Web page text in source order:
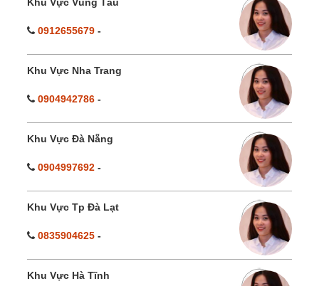
Khu Vực Vũng Tàu
0912655679 -
Khu Vực Nha Trang
0904942786 -
Khu Vực Đà Nẵng
0904997692 -
Khu Vực Tp Đà Lạt
0835904625 -
Khu Vực Hà Tĩnh